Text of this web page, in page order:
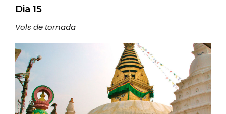
Dia 15
Vols de tornada